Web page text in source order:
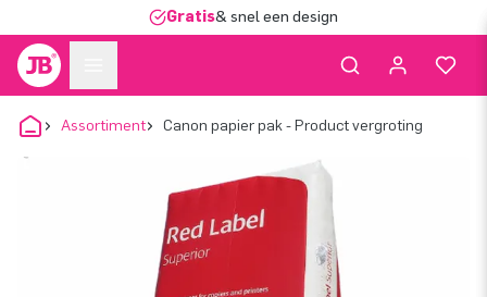
Gratis& snel een design
Assortiment Canon papier pak - Product vergroting